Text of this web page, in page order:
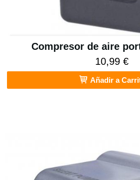
Compresor de aire
10,99 €
Añadir a